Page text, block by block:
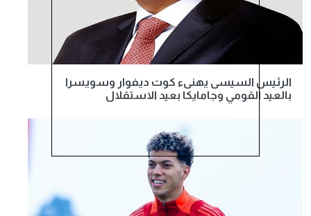
الرئيس السيسى يهنىء كوت ديفوار وسويسرا
بالعيد القومي وجامايكا بعيد الاستقلال